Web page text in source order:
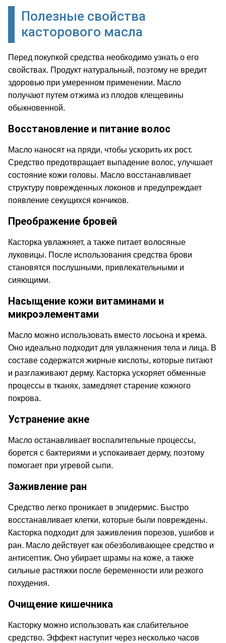
Полезные свойства
касторового масла
Перед покупкой средства необходимо узнать о его
свойствах. Продукт натуральный, поэтому не вредит
здоровью при умеренном применении. Масло
получают путем отжима из плодов клещевины
обыкновенной.
Восстановление и питание волос
Масло наносят на пряди, чтобы ускорить их рост.
Средство предотвращает выпадение волос, улучшает
состояние кожи головы. Масло восстанавливает
структуру поврежденных локонов и предупреждает
появление секущихся кончиков.
Преображение бровей
Касторка увлажняет, а также питает волосяные
луковицы. После использования средства брови
становятся послушными, привлекательными и
сияющими.
Насыщение кожи витаминами и
микроэлементами
Масло можно использовать вместо лосьона и крема.
Оно идеально подходит для увлажнения тела и лица. В
составе содержатся жирные кислоты, которые питают
и разглаживают дерму. Касторка ускоряет обменные
процессы в тканях, замедляет старение кожного
покрова.
Устранение акне
Масло останавливает воспалительные процессы,
борется с бактериями и успокаивает дерму, поэтому
помогает при угревой сыпи.
Заживление ран
Средство легко проникает в эпидермис. Быстро
восстанавливает клетки, которые были повреждены.
Касторка подходит для заживления порезов, ушибов и
ран. Масло действует как обезболивающее средство и
антисептик. Оно убирает шрамы на коже, а также
сильные растяжки после беременности или резкого
похудения.
Очищение кишечника
Касторку можно использовать как слабительное
средство. Эффект наступит через несколько часов